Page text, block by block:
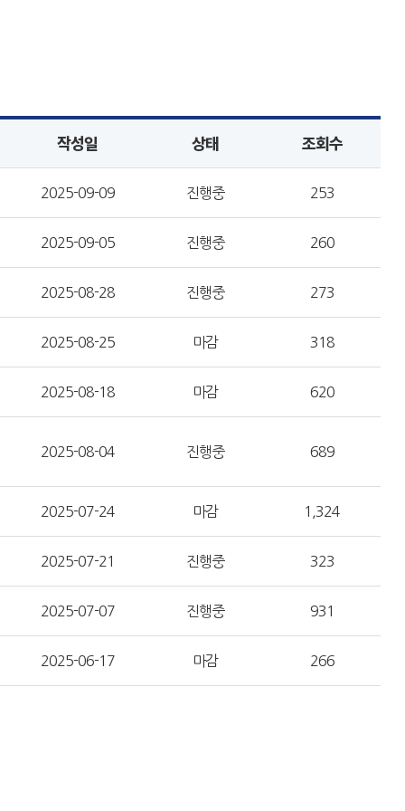
작성일 상태 조회수
2025-09-09 진행중 253
2025-09-05 진행중 260
2025-08-28 진행중 273
2025-08-25 마감 318
2025-08-18 마감 620
2025-08-04 진행중 689
2025-07-24 마감 1,324
2025-07-21 진행중 323
2025-07-07 진행중 931
2025-06-17 마감 266